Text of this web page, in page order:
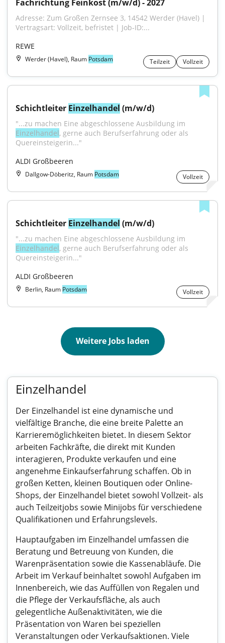
Fachrichtung Feinkost (m/w/d) - 2027
Adresse: Zum Großen Zernsee 3, 14542 Werder (Havel) |
Vertragsart: Vollzeit, befristet | Job-ID:...
REWE
Werder (Havel), Raum Potsdam Teilzeit Vollzeit
Schichtleiter Einzelhandel (m/w/d)
Einzelhandel, gerne auch Berufserfahrung oder als
Quereinsteigerin..."
ALDI Großbeeren
Dallgow-Döberitz, Raum Potsdam Vollzeit
Schichtleiter Einzelhandel (m/w/d)
Einzelhandel, gerne auch Berufserfahrung oder als
Quereinsteigerin..."
ALDI Großbeeren
Berlin, Raum Potsdam Vollzeit
Weitere Jobs laden
Einzelhandel
Der Einzelhandel ist eine dynamische und
vielfältige Branche, die eine breite Palette an
Karrieremöglichkeiten bietet. In diesem Sektor
arbeiten Fachkräfte, die direkt mit Kunden
interagieren, Produkte verkaufen und eine
angenehme Einkaufserfahrung schaffen. Ob in
großen Ketten, kleinen Boutiquen oder Online-
Shops, der Einzelhandel bietet sowohl Vollzeit- als
auch Teilzeitjobs sowie Minijobs für verschiedene
Qualifikationen und Erfahrungslevels.
Hauptaufgaben im Einzelhandel umfassen die
Beratung und Betreuung von Kunden, die
Warenpräsentation sowie die Kassenabläufe. Die
Arbeit im Verkauf beinhaltet sowohl Aufgaben im
Innenbereich, wie das Auffüllen von Regalen und
die Pflege der Verkaufsfläche, als auch
gelegentliche Außenaktivitäten, wie die
Präsentation von Waren bei speziellen
Veranstaltungen oder Verkaufsaktionen. Viele